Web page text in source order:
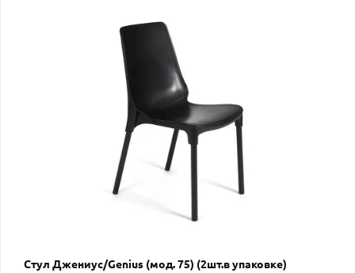
Стул Джениус/Genius (мод. 75) (2шт.в упаковке)